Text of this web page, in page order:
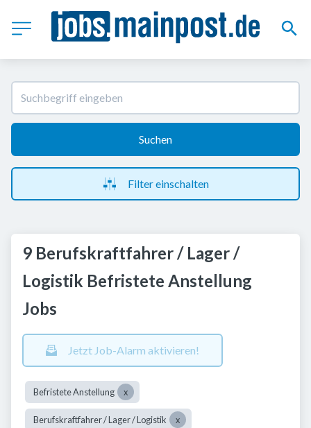
Suchen
Filter einschalten
9 Berufskraftfahrer / Lager /
Logistik Befristete Anstellung
Jobs
Jetzt Job-Alarm aktivieren!
Befristete Anstellung
Berufskraftfahrer / Lager / Logistik